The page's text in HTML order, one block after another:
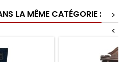
LA MÊME CATÉGORIE :
>
<